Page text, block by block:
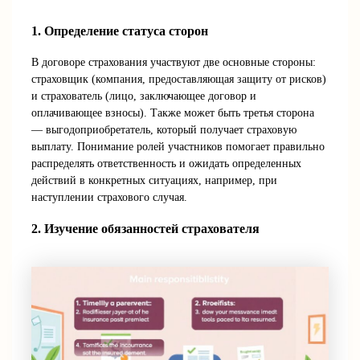
1. Определение статуса сторон
В договоре страхования участвуют две основные стороны:
страховщик (компания, предоставляющая защиту от рисков)
и страхователь (лицо, заключающее договор и
оплачивающее взносы). Также может быть третья сторона
— выгодоприобретатель, который получает страховую
выплату. Понимание ролей участников помогает правильно
распределять ответственность и ожидать определенных
действий в конкретных ситуациях, например, при
наступлении страхового случая.
2. Изучение обязанностей страхователя